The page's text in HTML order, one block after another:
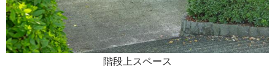
階段上スペース